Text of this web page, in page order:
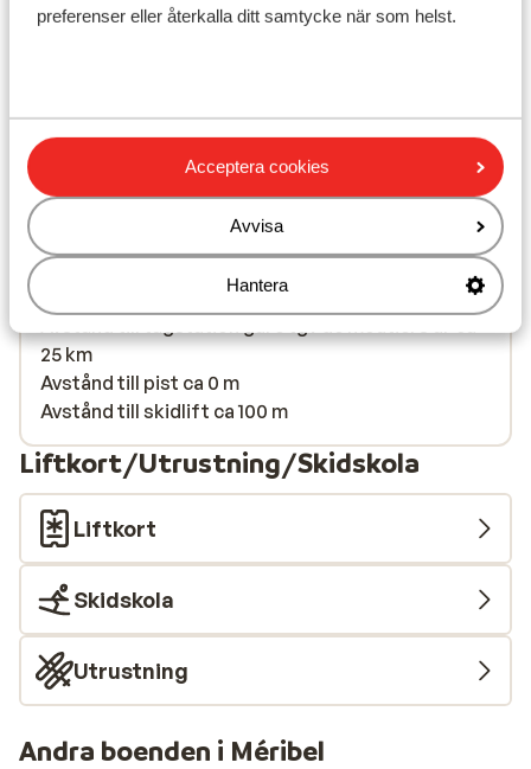
preferenser eller återkalla ditt samtycke när som helst.
Acceptera cookies
Avvisa
Hantera
I området
Avstånd till flygplats geneve är ca 135 km:
chambery är ca 95,0 km
Avstånd till tågstation gare tgv de moutiers är ca
25 km
Avstånd till pist ca 0 m
Avstånd till skidlift ca 100 m
Liftkort/Utrustning/Skidskola
Liftkort
Skidskola
Utrustning
Andra boenden i Méribel